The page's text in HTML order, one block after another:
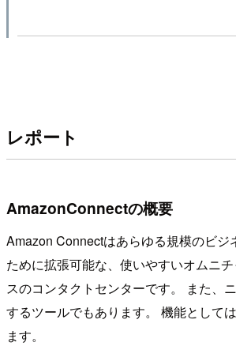
レポート
AmazonConnectの概要
Amazon Connectはあらゆる規模のビジ
ために拡張可能な、使いやすいオムニ
スのコンタクトセンターです。 また、
するツールでもあります。 機能として
ます。